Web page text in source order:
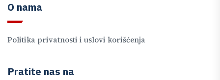
O nama
Politika privatnosti i uslovi korišćenja
Pratite nas na